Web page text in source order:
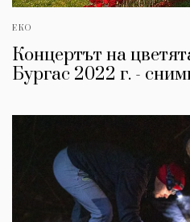
ЕКО
Концертът на
Бургас 2022 г. -